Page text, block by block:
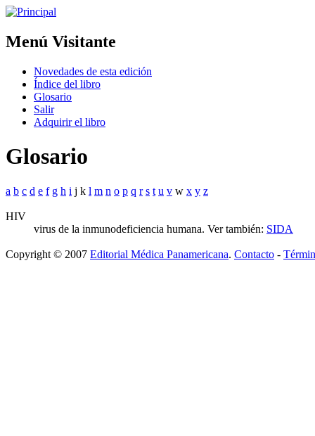
Menú Visitante
Novedades de esta edición
Índice del libro
Glosario
Salir
Adquirir el libro
Glosario
a b c d e f g h i j k l m n o p q r s t u v w x y z
HIV
virus de la inmunodeficiencia humana. Ver también: SIDA
Copyright © 2007 Editorial Médica Panamericana. Contacto -